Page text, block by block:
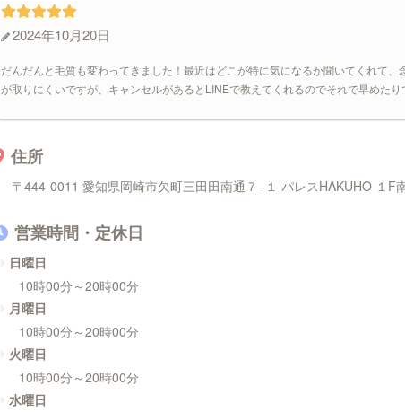
2024年10月20日
だんだんと毛質も変わってきました！最近はどこが特に気になるか聞いてくれて
が取りにくいですが、キャンセルがあるとLINEで教えてくれるのでそれで早めたり
住所
〒444-0011 愛知県岡崎市欠町三田田南通７−１ パレスHAKUHO １F
営業時間・定休日
日曜日
10時00分～20時00分
月曜日
10時00分～20時00分
火曜日
10時00分～20時00分
水曜日